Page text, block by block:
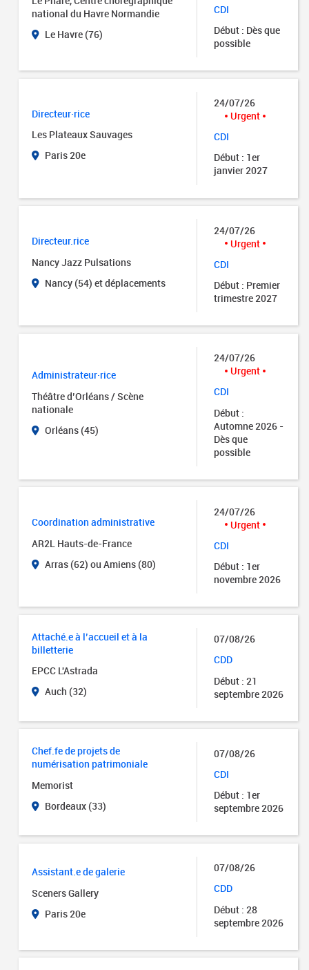
national du Havre Normandie
Le Havre (76)
CDI
Début : Dès que
possible
Directeur·rice
Les Plateaux Sauvages
Paris 20e
24/07/26
Urgent
CDI
Début : 1er
janvier 2027
Directeur.rice
Nancy Jazz Pulsations
Nancy (54) et déplacements
24/07/26
Urgent
CDI
Début : Premier
trimestre 2027
Administrateur·rice
Théâtre d’Orléans / Scène
nationale
Orléans (45)
24/07/26
Urgent
CDI
Début :
Automne 2026 -
Dès que
possible
Coordination administrative
AR2L Hauts-de-France
Arras (62) ou Amiens (80)
24/07/26
Urgent
CDI
Début : 1er
novembre 2026
Attaché.e à l’accueil et à la
billetterie
EPCC L'Astrada
Auch (32)
07/08/26
CDD
Début : 21
septembre 2026
Chef.fe de projets de
numérisation patrimoniale
Memorist
Bordeaux (33)
07/08/26
CDI
Début : 1er
septembre 2026
Assistant.e de galerie
Sceners Gallery
Paris 20e
07/08/26
CDD
Début : 28
septembre 2026